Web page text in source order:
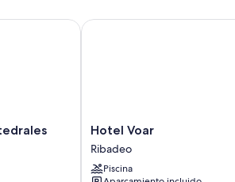
todas las habitaciones incluyen los siguientes:
Hotel
Voar
Ribadeo
Hotel Voar
Ribadeo
Piscina
Hotel Voar